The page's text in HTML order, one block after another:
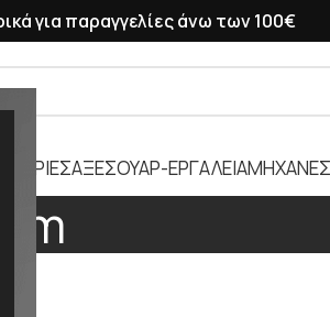
για παραγγελίες άνω των 100€
ΑΞΕΣΟΥΑΡ-ΕΡΓΑΛΕΙΑΜΗΧΑΝΕΣ